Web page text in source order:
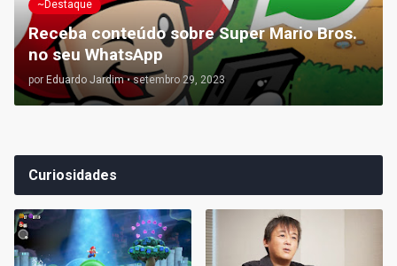
~Destaque
Receba conteúdo sobre Super Mario Bros.
no seu WhatsApp
por Eduardo Jardim • setembro 29, 2023
Curiosidades